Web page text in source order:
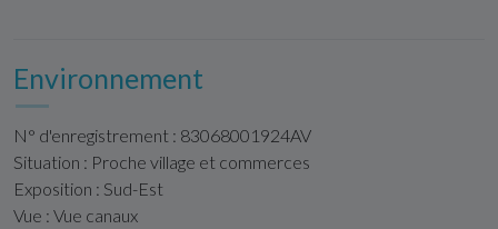
Environnement
N° d'enregistrement : 83068001924AV
Situation : Proche village et commerces
Exposition : Sud-Est
Vue : Vue canaux